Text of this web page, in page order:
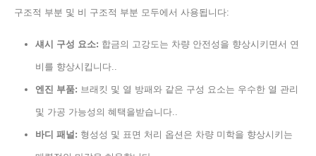
구조적 부분 및 비 구조적 부분 모두에서 사용됩니다:
섀시 구성 요소: 합금의 고강도는 차량 안전성을 향상시키면서 연
비를 향상시킵니다..
엔진 부품: 브래킷 및 열 방패와 같은 구성 요소는 우수한 열 관리
및 가공 가능성의 혜택을받습니다..
바디 패널: 형성성 및 표면 처리 옵션은 차량 미학을 향상시키는